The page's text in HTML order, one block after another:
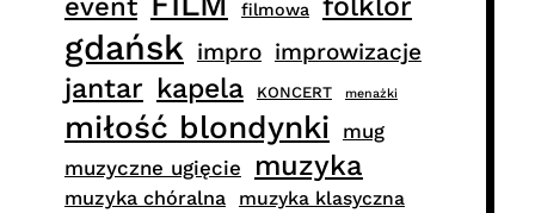
event filmowa
gdańsk impro improwizacje
jantar kapela KONCERT menażki
miłość blondynki mug
muzyczne ugięcie muzyka
muzyka chóralna muzyka klasyczna